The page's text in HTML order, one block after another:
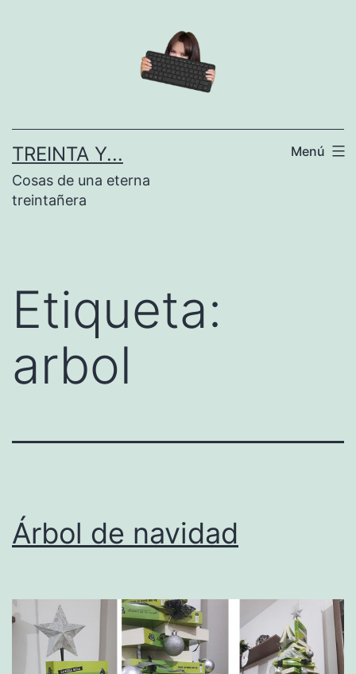
TREINTA Y...
Cosas de una eterna
treintañera
Menú
Etiqueta:
arbol
Árbol de navidad